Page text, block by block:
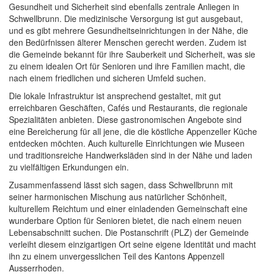
Gesundheit und Sicherheit sind ebenfalls zentrale Anliegen in
Schwellbrunn. Die medizinische Versorgung ist gut ausgebaut,
und es gibt mehrere Gesundheitseinrichtungen in der Nähe, die
den Bedürfnissen älterer Menschen gerecht werden. Zudem ist
die Gemeinde bekannt für ihre Sauberkeit und Sicherheit, was sie
zu einem idealen Ort für Senioren und ihre Familien macht, die
nach einem friedlichen und sicheren Umfeld suchen.
Die lokale Infrastruktur ist ansprechend gestaltet, mit gut
erreichbaren Geschäften, Cafés und Restaurants, die regionale
Spezialitäten anbieten. Diese gastronomischen Angebote sind
eine Bereicherung für all jene, die die köstliche Appenzeller Küche
entdecken möchten. Auch kulturelle Einrichtungen wie Museen
und traditionsreiche Handwerksläden sind in der Nähe und laden
zu vielfältigen Erkundungen ein.
Zusammenfassend lässt sich sagen, dass Schwellbrunn mit
seiner harmonischen Mischung aus natürlicher Schönheit,
kulturellem Reichtum und einer einladenden Gemeinschaft eine
wunderbare Option für Senioren bietet, die nach einem neuen
Lebensabschnitt suchen. Die Postanschrift (PLZ) der Gemeinde
verleiht diesem einzigartigen Ort seine eigene Identität und macht
ihn zu einem unvergesslichen Teil des Kantons Appenzell
Ausserrhoden.